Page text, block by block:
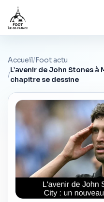
Accueil/Foot actu
/
L’avenir de John Stones
chapitre se dessine